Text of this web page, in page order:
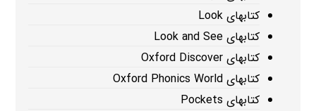
کتابهای Look
کتابهای Look and See
کتابهای Oxford Discover
کتابهای Oxford Phonics World
کتابهای Pockets